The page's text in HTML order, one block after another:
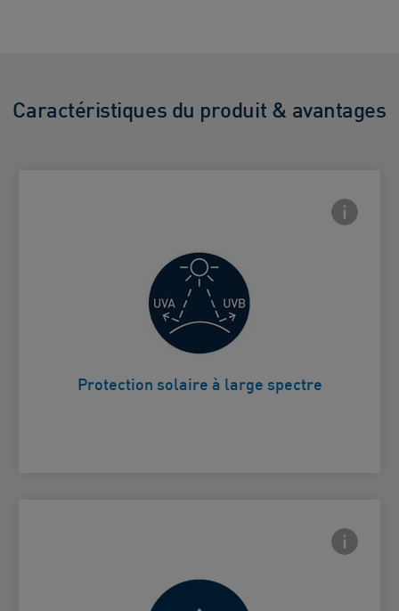
Caractéristiques du produit & avantages
Protection solaire à large spectre
Aide à protéger votre peau contre
les rayons UVA et UVB nocifs